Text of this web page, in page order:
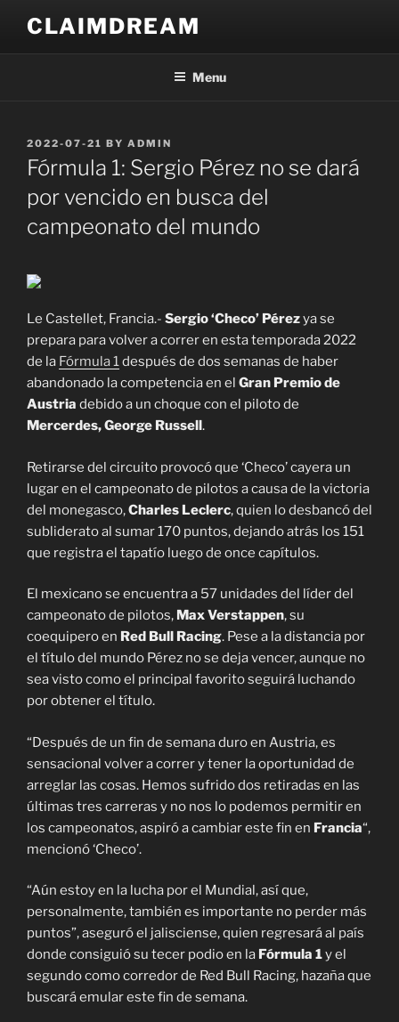
content
CLAIMDREAM
Menu
POSTED
ON
2022-07-21 BY ADMIN
Fórmula 1: Sergio Pérez no se dará
por vencido en busca del
campeonato del mundo
Le Castellet, Francia.- Sergio ‘Checo’ Pérezya se
prepara para volver a correr en esta temporada 2022
de la Fórmula 1después de dos semanas de haber
abandonado la competencia en el Gran Premio de
Austria debido a un choque con el piloto de
Mercerdes, George Russell.
Retirarse del circuito provocó que ‘Checo’ cayera un
lugar en el campeonato de pilotos a causa de la victoria
del monegasco,Charles Leclerc, quien lo desbancó del
subliderato al sumar 170 puntos, dejando atrás los 151
que registra el tapatío luego de once capítulos.
El mexicano se encuentra a 57 unidades del líder del
campeonato de pilotos, Max Verstappen, su
coequipero en Red Bull Racing. Pese a la distancia por
el título del mundo Pérez no se deja vencer, aunque no
sea visto como el principal favorito seguirá luchando
por obtener el título.
“Después de un fin de semana duro en Austria, es
sensacional volver a correr y tener la oportunidad de
arreglar las cosas. Hemos sufrido dos retiradas en las
últimas tres carreras y no nos lo podemos permitir en
los campeonatos, aspiró a cambiar este fin en Francia“,
mencionó ‘Checo’.
“Aún estoy en la lucha por el Mundial, así que,
personalmente, también es importante no perder más
puntos”, aseguró el jalisciense, quien regresará al país
donde consiguió su tecer podio en la Fórmula 1y el
segundo como corredor de Red Bull Racing, hazaña que
buscará emular este fin de semana.